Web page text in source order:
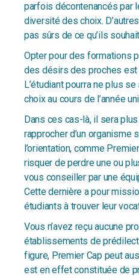
parfois décontenancés par
diversité des choix.
pas sûrs de ce qu’ils
Opter pour des formations
des désirs des proches est
L’étudiant pourra ne plus
choix au cours de l’année
Dans ces cas-là, il sera
rapprocher d’un organisme
l’orientation, comme
risquer de perdre une ou
vous conseiller par une
Cette dernière a pour
étudiants à trouver leur
Vous n’avez reçu aucune
établissements de
figure, Premier Cap peut
est en effet constituée de